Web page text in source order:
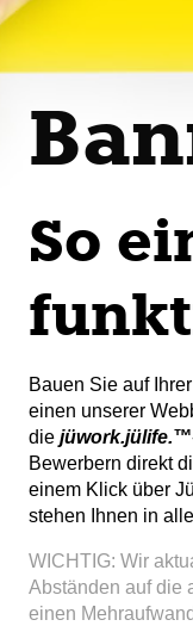
So
Bauen Sie auf
einen unserer
die jüwork.jülife.™
Bewerbern direkt
einem Klick über
stehen Ihnen in
WICHTIG: Wir
Abständen auf die
einen